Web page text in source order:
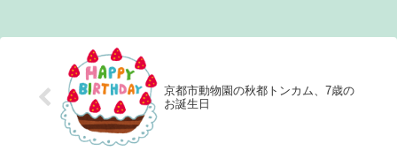
京都市動物園の秋都トンカム、7歳の
お誕生日